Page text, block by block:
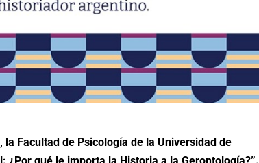
Facultad de Psicología de la Universidad de